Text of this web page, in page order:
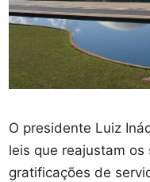
O presidente Luiz
leis que reajustam
gratificações de